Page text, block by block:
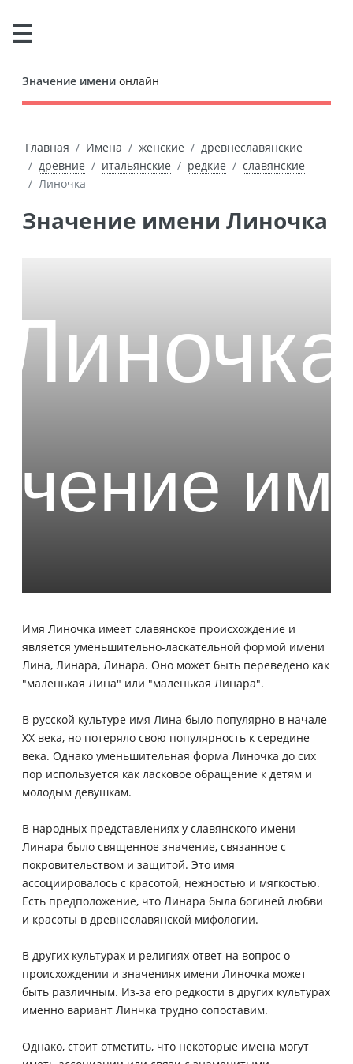
Значение имени онлайн
Главная Имена женские
древнеславянские
древние
итальянские редкие
славянские
Линочка
Значение имени Линочка
Имя Линочка имеет славянское происхождение и
является уменьшительно-ласкательной формой имени
Лина, Линара, Линара. Оно может быть переведено как
"маленькая Лина" или "маленькая Линара".
В русской культуре имя Лина было популярно в начале
XX века, но потеряло свою популярность к середине
века. Однако уменьшительная форма Линочка до сих
пор используется как ласковое обращение к детям и
молодым девушкам.
В народных представлениях у славянского имени
Линара было священное значение, связанное с
покровительством и защитой. Это имя
ассоциировалось с красотой, нежностью и мягкостью.
Есть предположение, что Линара была богиней любви
и красоты в древнеславянской мифологии.
В других культурах и религиях ответ на вопрос о
происхождении и значениях имени Линочка может
быть различным. Из-за его редкости в других культурах
именно вариант Линчка трудно сопоставим.
Однако, стоит отметить, что некоторые имена могут